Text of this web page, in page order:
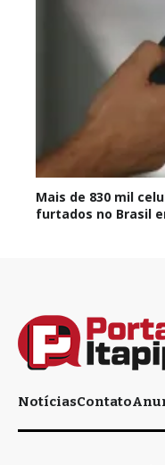
Mais de 830 mil
furtados no Brasil
NotíciasContato